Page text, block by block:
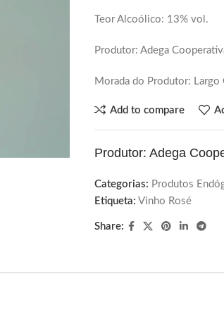
Teor Alcoólico: 13% vol.
Produtor: Adega
Morada do Produtor: Largo
Add to compare
Produtor: Adega
Categorias: Produtos
Etiqueta: Vinho Rosé
Share: